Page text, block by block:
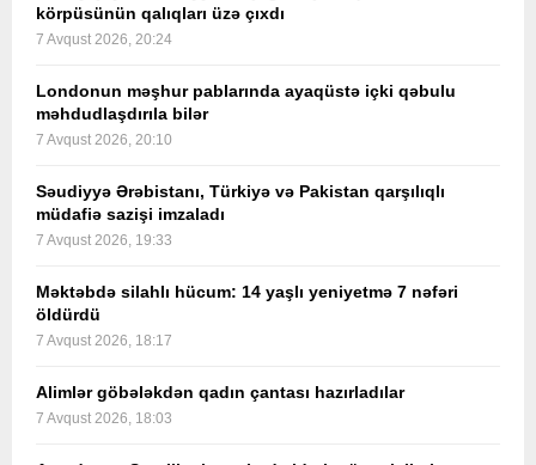
körpüsünün qalıqları üzə çıxdı
7 Avqust 2026, 20:24
Londonun məşhur pablarında ayaqüstə içki qəbulu
məhdudlaşdırıla bilər
7 Avqust 2026, 20:10
Səudiyyə Ərəbistanı, Türkiyə və Pakistan qarşılıqlı
müdafiə sazişi imzaladı
7 Avqust 2026, 19:33
Məktəbdə silahlı hücum: 14 yaşlı yeniyetmə 7 nəfəri
öldürdü
7 Avqust 2026, 18:17
Alimlər göbələkdən qadın çantası hazırladılar
7 Avqust 2026, 18:03